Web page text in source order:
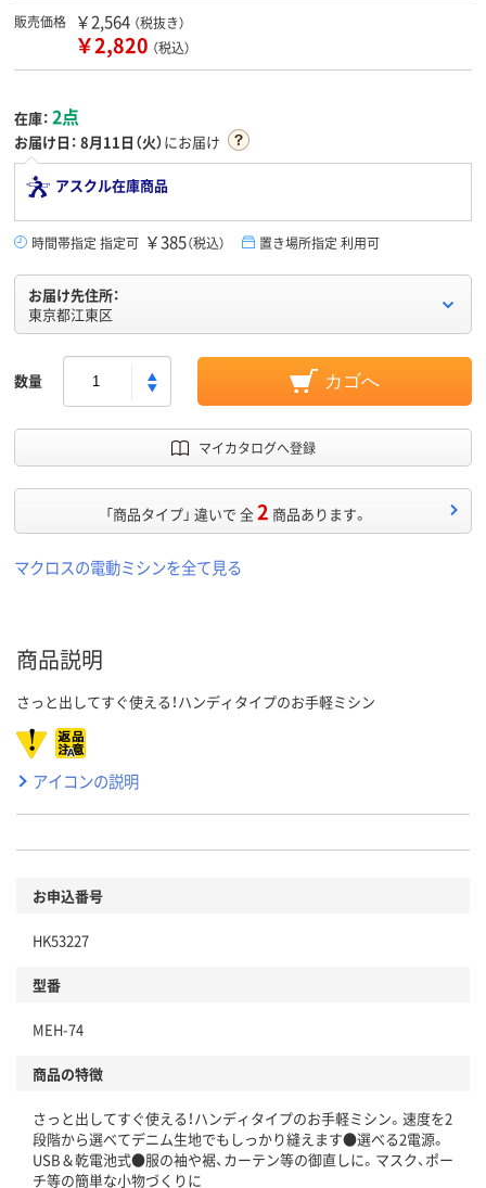
販売価格 ￥2,564 （税抜き）
￥2,820 （税込）
在庫： 2点
お届け日： 8月11日（火）にお届け
アスクル在庫商品
時間帯指定 指定可 ￥385（税込） 置き場所指定 利用可
お届け先住所：
東京都江東区
数量 カゴへ
マイカタログへ登録
「商品タイプ」 違いで 全2 商品あります。
マクロスの電動ミシンを全て見る
商品説明
さっと出してすぐ使える！ハンディタイプのお手軽ミシン
アイコンの説明
お申込番号
HK53227
型番
MEH-74
商品の特徴
さっと出してすぐ使える！ハンディタイプのお手軽ミシン。速度を2
段階から選べてデニム生地でもしっかり縫えます●選べる2電源。
USB＆乾電池式●服の袖や裾、カーテン等の御直しに。マスク、ポー
チ等の簡単な小物づくりに